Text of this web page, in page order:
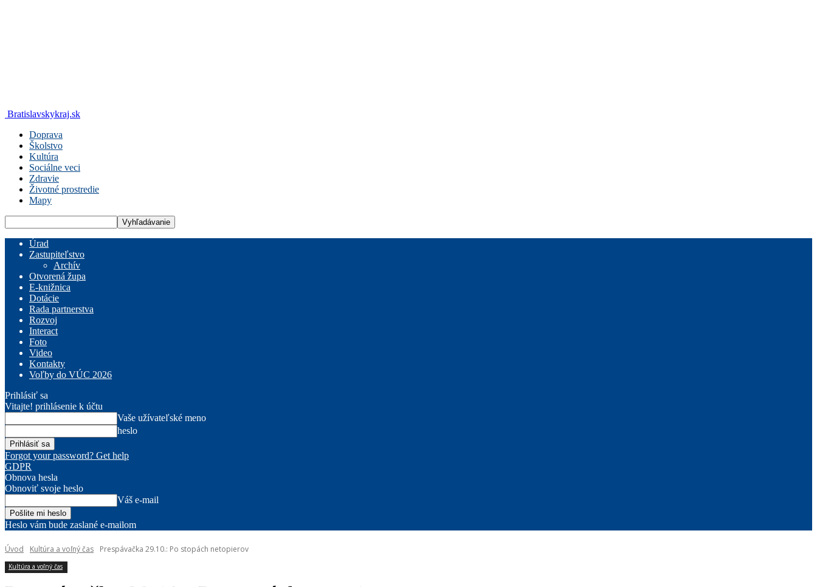
Bratislavskykraj.sk
Doprava
Školstvo
Kultúra
Sociálne veci
Zdravie
Životné prostredie
Mapy
Úrad
Zastupiteľstvo
Archív
Otvorená župa
E-knižnica
Dotácie
Rada partnerstva
Rozvoj
Interact
Foto
Video
Kontakty
Voľby do VÚC 2026
Prihlásiť sa
Vitajte! prihlásenie k účtu
Vaše užívateľské meno
heslo
Forgot your password? Get help
GDPR
Obnova hesla
Obnoviť svoje heslo
Váš e-mail
Heslo vám bude zaslané e-mailom
Úvod Kultúra a voľný čas Prespávačka 29.10.: Po stopách netopierov
Kultúra a voľný čas